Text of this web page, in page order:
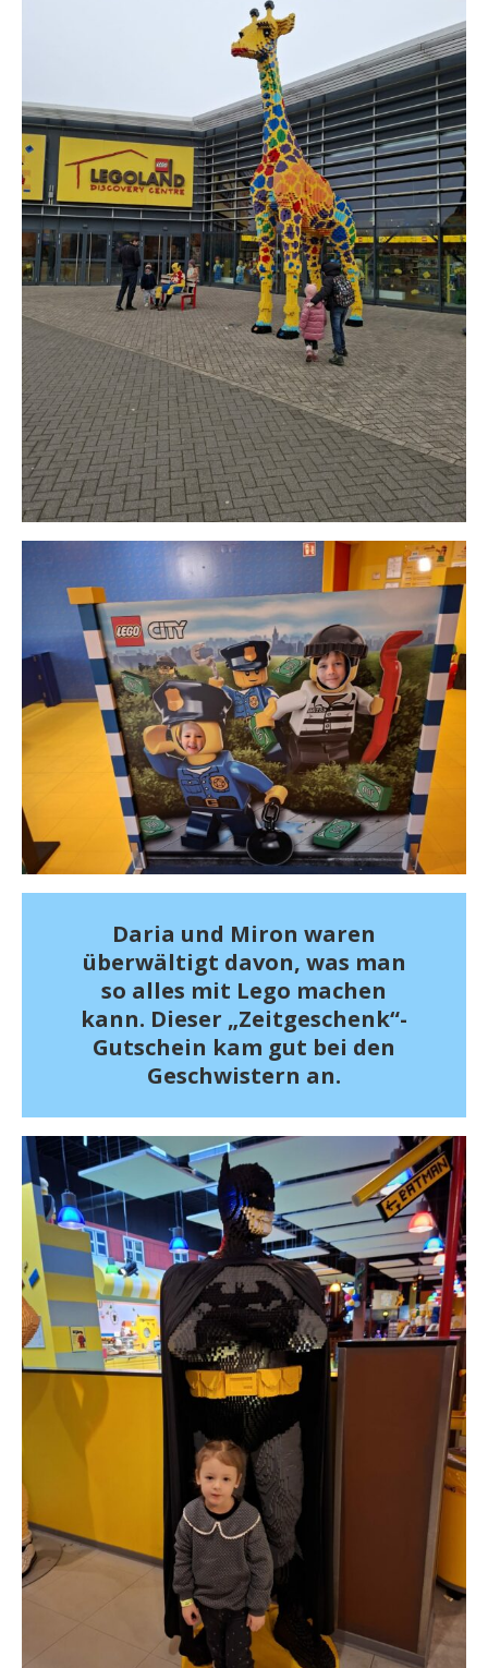
Daria und Miron waren
überwältigt davon, was man
so alles mit Lego machen
kann. Dieser „Zeitgeschenk“-
Gutschein kam gut bei den
Geschwistern an.